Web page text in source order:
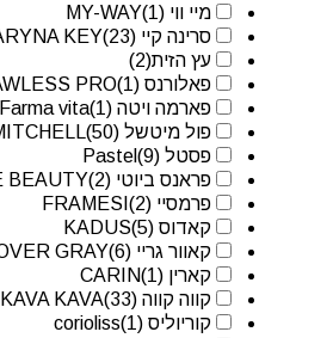
מיי ווי MY-WAY(1)
סרינה קיי SARYNA KEY(23)
עץ הזית(2)
פאלורנס FLAWLESS PRO(1)
פארמה ויטה Farma vita(1)
פול מיטשל PAUL MITCHELL(50)
פסטל Pastel(9)
פראנס ביוטי FRANCE BEAUTY(2)
פרמסיי FRAMESI(2)
קאדוס KADUS(5)
קאוור גריי COVER GRAY(6)
קארין CARIN(1)
קווה קווה KAVA KAVA(33)
קוריוליס corioliss(1)